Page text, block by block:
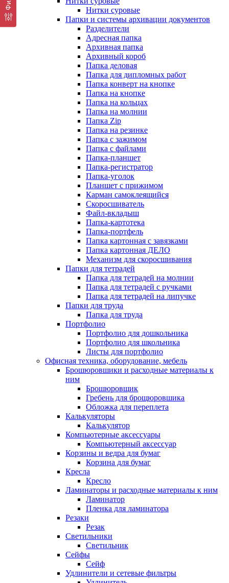
Нитки суровые
Папки и системы архивации документов
Разделители
Адресная папка
Архивная папка
Архивный короб
Папка деловая
Папка для дипломных работ
Папка конверт на кнопке
Папка на кнопке
Папка на кольцах
Папка на молнии
Папка Zip
Папка на резинке
Папка с зажимом
Папка с файлами
Папка-планшет
Папка-регистратор
Папка-уголок
Планшет с прижимом
Карман самоклеящийся
Скоросшиватель
Файл-вкладыш
Папка-картотека
Папка-портфель
Папка картонная с завязками
Папка картонная ДЕЛО
Механизм для скоросшивания
Папки для тетрадей
Папка для тетрадей на молнии
Папка для тетрадей с ручками
Папка для тетрадей на липучке
Папки для труда
Папка для труда
Портфолио
Портфолио для дошкольника
Портфолио для школьника
Листы для портфолио
Офисная техника, оборудование, мебель
Брошюровшики и расходные материалы к
ним
Брошюровщик
Гребень для брощюровшика
Обложка для переплета
Калькуляторы
Калькулятор
Компьютерные аксессуары
Компьютерный аксессуар
Корзины и ведра для бумаг
Корзина для бумаг
Кресла
Кресло
Ламинаторы и расходные материалы к ним
Ламинатор
Пленка для ламинатора
Резаки
Резак
Светильники
Светильник
Сейфы
Сейф
Удлинители и сетевые фильтры